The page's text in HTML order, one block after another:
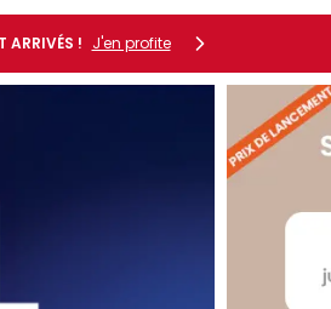
ARRIVÉS ! J'en profite